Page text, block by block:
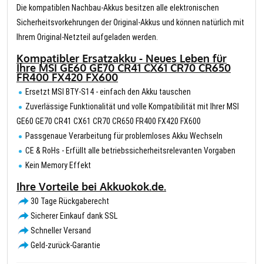
Die kompatiblen Nachbau-Akkus besitzen alle elektronischen
Sicherheitsvorkehrungen der Original-Akkus und können natürlich mit
Ihrem Original-Netzteil aufgeladen werden.
Kompatibler Ersatzakku - Neues Leben für
Ihre MSI GE60 GE70 CR41 CX61 CR70 CR650
FR400 FX420 FX600
Ersetzt MSI BTY-S14 - einfach den Akku tauschen
Zuverlässige Funktionalität und volle Kompatibilität mit Ihrer MSI
GE60 GE70 CR41 CX61 CR70 CR650 FR400 FX420 FX600
Passgenaue Verarbeitung für problemloses Akku Wechseln
CE & RoHs - Erfüllt alle betriebssicherheitsrelevanten Vorgaben
Kein Memory Effekt
Ihre Vorteile bei Akkuokok.de.
30 Tage Rückgaberecht
Sicherer Einkauf dank SSL
Schneller Versand
Geld-zurück-Garantie